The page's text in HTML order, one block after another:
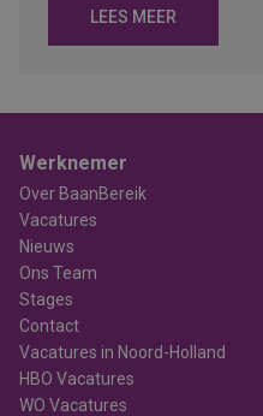
LEES MEER
Werknemer
Over BaanBereik
Vacatures
Nieuws
Ons Team
Stages
Contact
Vacatures in Noord-Holland
HBO Vacatures
WO Vacatures